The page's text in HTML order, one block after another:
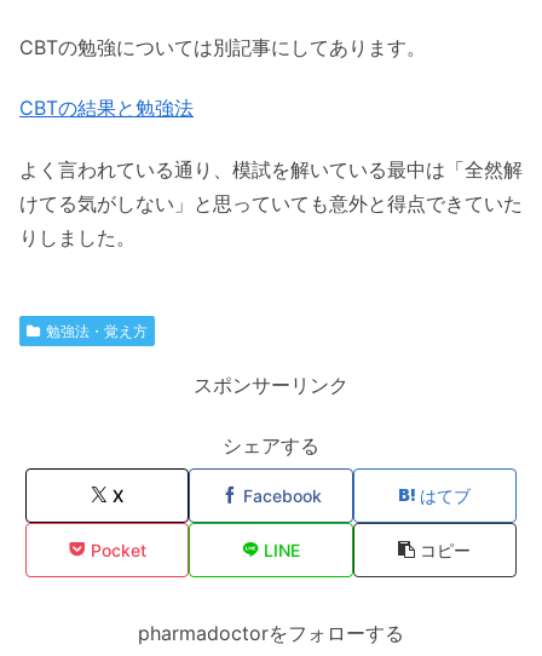
CBTの勉強については別記事にしてあります。
CBTの結果と勉強法
よく言われている通り、模試を解いている最中は「全然解
けてる気がしない」と思っていても意外と得点できていた
りしました。
勉強法・覚え方
スポンサーリンク
シェアする
X Facebook はてブ
Pocket LINE コピー
pharmadoctorをフォローする